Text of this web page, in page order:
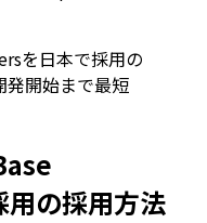
を日本で採用の
開始まで最短
の採用方法